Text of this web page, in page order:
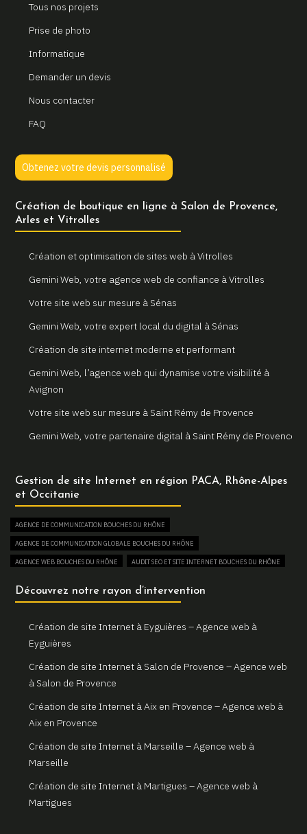
Tous nos projets
Prise de photo
Informatique
Demander un devis
Nous contacter
FAQ
Obtenez votre devis personnalisé
Création de boutique en ligne à Salon de Provence,
Arles et Vitrolles
Création et optimisation de sites web à Vitrolles
Gemini Web, votre agence web de confiance à Vitrolles
Votre site web sur mesure à Sénas
Gemini Web, votre expert local du digital à Sénas
Création de site internet moderne et performant
Gemini Web, l’agence web qui dynamise votre visibilité à
Avignon
Votre site web sur mesure à Saint Rémy de Provence
Gemini Web, votre partenaire digital à Saint Rémy de Provence
Votre agence web locale Gemini Web à Arles
Création et refonte de sites internet à Martigues
Gemini Web, votre agence web à Martigues
Un site web sur mesure pour votre activité à Aix en Provence
Provence
Gestion de site Internet en région PACA, Rhône-Alpes
et Occitanie
AGENCE DE COMMUNICATION BOUCHES DU RHÔNE
AGENCE DE COMMUNICATION GLOBALE BOUCHES DU RHÔNE
AGENCE WEB BOUCHES DU RHÔNE AUDIT SEO ET SITE INTERNET BOUCHES DU RHÔNE
CRÉATEUR DE SITE WEB BOUCHES DU RHÔNE
CRÉATION DE SITE INTERNET BOUCHES DU RHÔNE
CRÉATION DE SITE INTERNET PAS CHER BOUCHES DU RHÔNE
CRÉATION DE SITE INTERNET POUR AGENCE IMMOBILIÈRE BOUCHES DU RHÔNE
CRÉATION DE SITE INTERNET POUR ARCHITECTE BOUCHES DU RHÔNE
CRÉATION DE SITE INTERNET POUR ARTISAN BOUCHES DU RHÔNE
Découvrez notre rayon d’intervention
Création de site Internet à Eyguières – Agence web à
Eyguières
Création de site Internet à Salon de Provence – Agence web
à Salon de Provence
Création de site Internet à Aix en Provence – Agence web à
Aix en Provence
Création de site Internet à Marseille – Agence web à
Marseille
Création de site Internet à Martigues – Agence web à
Martigues